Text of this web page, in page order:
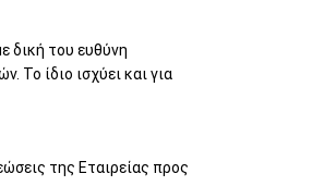
δική του ευθύνη
Το ίδιο ισχύει και για
της Εταιρείας προς